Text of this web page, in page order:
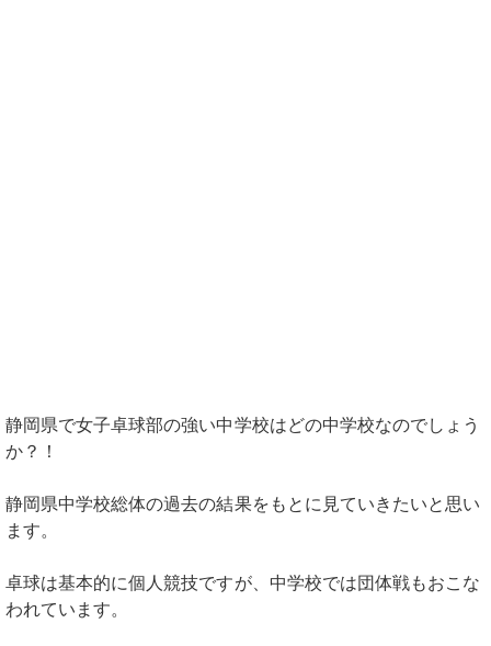
静岡県で女子卓球部の強い中学校はどの中学校なのでしょう
か？！
静岡県中学校総体の過去の結果をもとに見ていきたいと思い
ます。
卓球は基本的に個人競技ですが、中学校では団体戦もおこな
われています。